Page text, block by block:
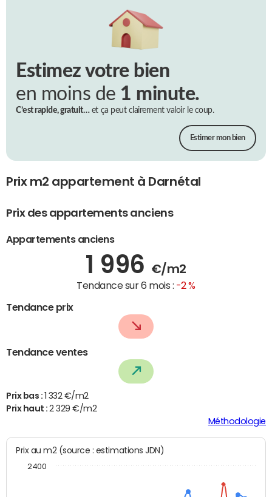
Estimez votre bien
en moins de 1 minute.
C’est rapide, gratuit…et ça peut clairement valoir le coup.
Estimer mon bien
Prix m2 appartement à Darnétal
Prix des appartements anciens
Appartements anciens
1 996 €/m2
Tendance sur 6 mois : -2 %
Tendance prix
Tendance ventes
Prix bas : 1 332 €/m2
Prix haut :2 329 €/m2
Méthodologie
Prix au m2 (source : estimations JDN)
2400